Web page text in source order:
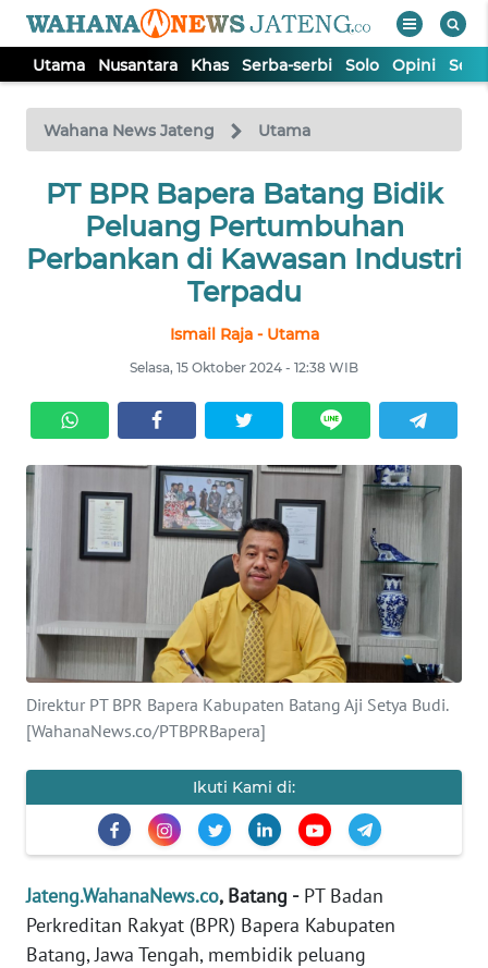
Utama Nusantara Khas Serba-serbi Solo Opini
Wahana News Jateng Utama
PT BPR Bapera Batang Bidik
Peluang Pertumbuhan
Perbankan di Kawasan Industri
Terpadu
Ismail Raja - Utama
Selasa, 15 Oktober 2024 - 12:38 WIB
Direktur PT BPR Bapera Kabupaten Batang Aji Setya Budi.
[WahanaNews.co/PTBPRBapera]
Ikuti Kami di:
Jateng.WahanaNews.co, Batang -PT Badan
Perkreditan Rakyat (BPR) Bapera Kabupaten
Batang, Jawa Tengah, membidik peluang
TV
Tutup
UTAMA
NUSANTARA
SERBI
BOROBUDUR
Informasi
INDEKS
BERITA
KAMI
INFO
IKLAN